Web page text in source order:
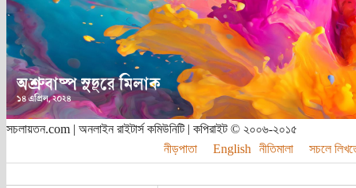
সচলায়তন.com | অনলাইন রাইটার্স কমিউনিটি | কপিরাইট © ২০০৬-২০১৫
নীড়পাতা
English নীতিমালা সচলে